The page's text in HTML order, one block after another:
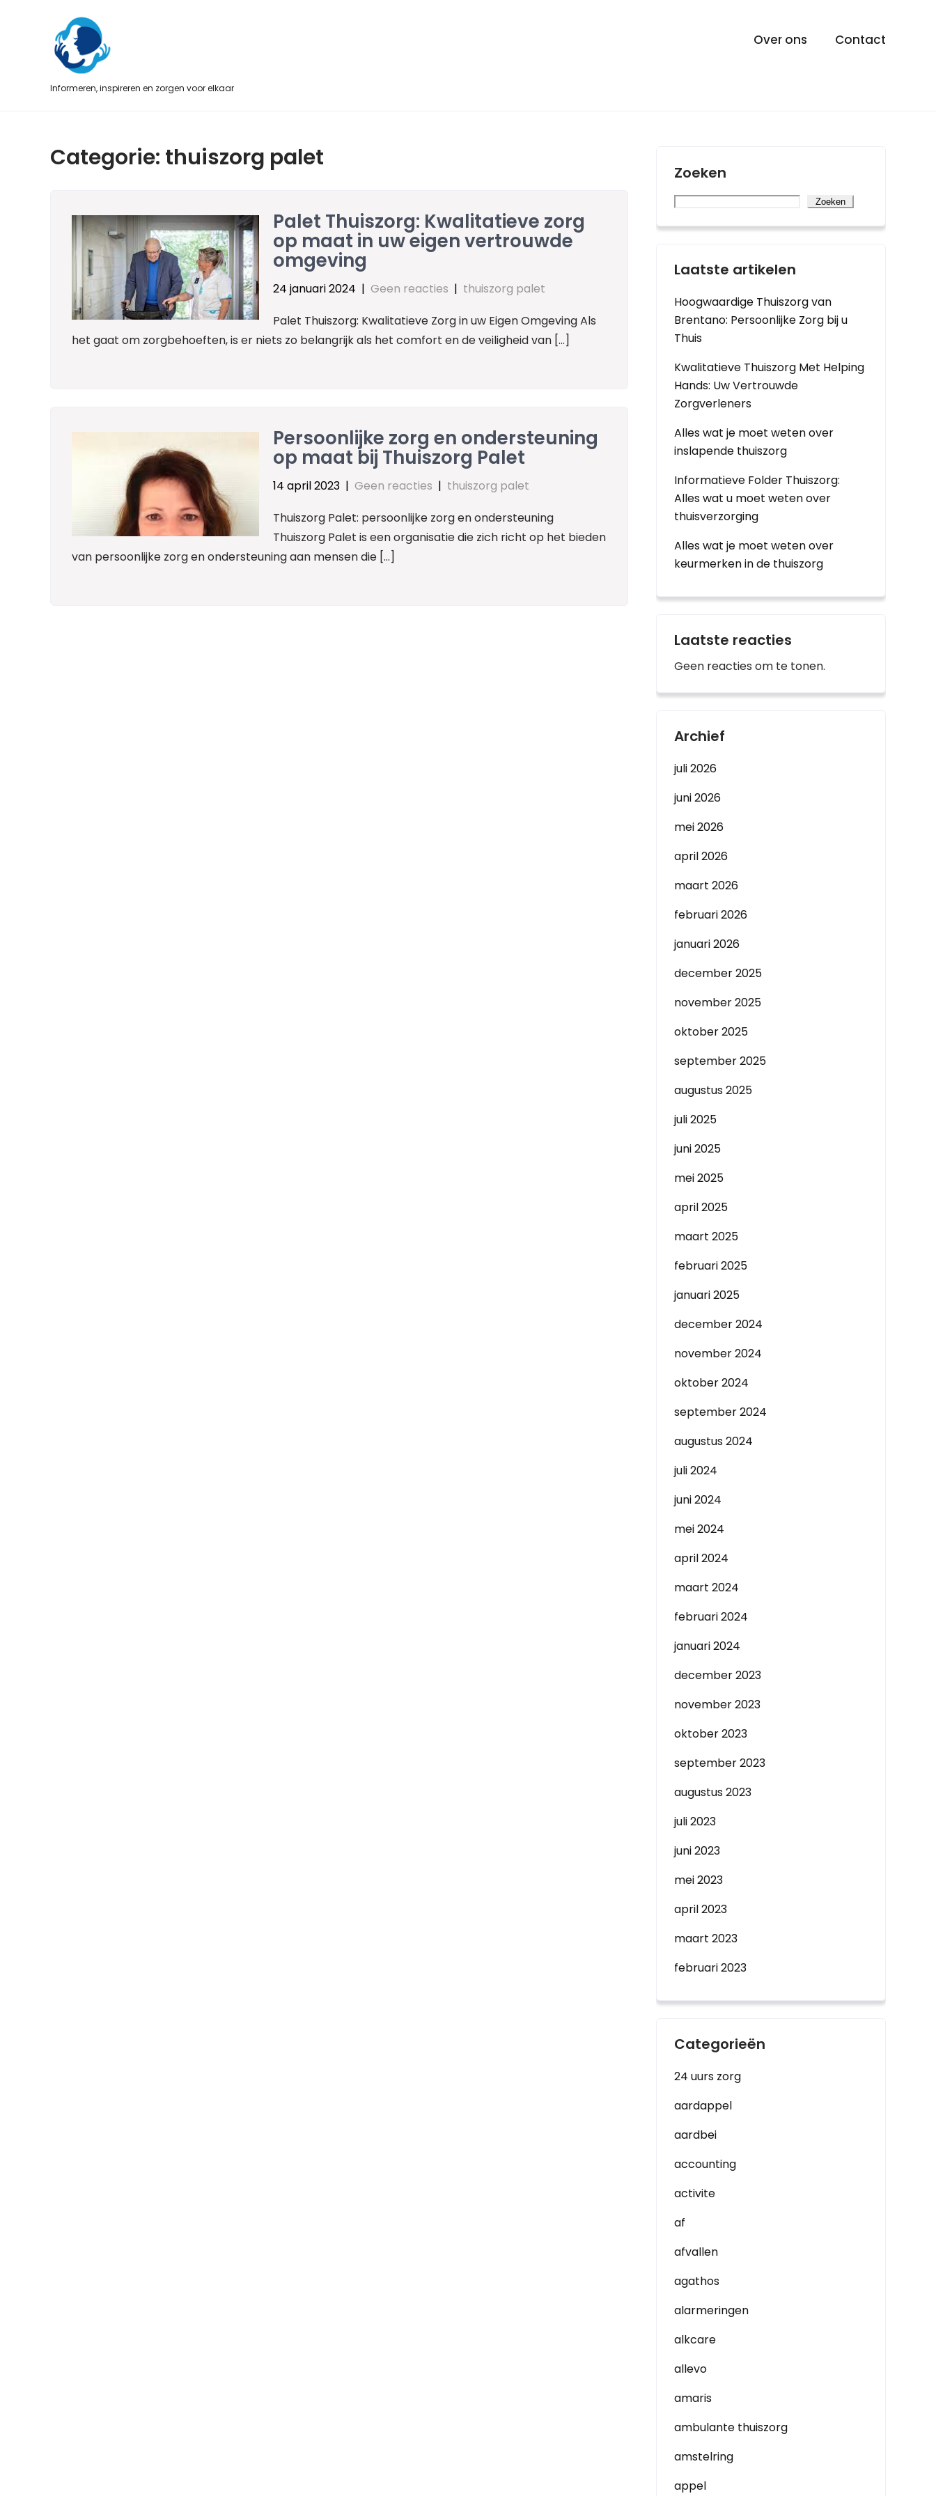
Informeren, inspireren en zorgen voor elkaar
Over ons Contact
Categorie: thuiszorg palet
Palet Thuiszorg: Kwalitatieve zorg
op maat in uw eigen vertrouwde
omgeving
24 januari 2024 | Geen reacties | thuiszorg palet
Palet Thuiszorg: Kwalitatieve Zorg in uw Eigen Omgeving Als
het gaat om zorgbehoeften, is er niets zo belangrijk als het comfort en de veiligheid van […]
Persoonlijke zorg en ondersteuning
op maat bij Thuiszorg Palet
14 april 2023 | Geen reacties | thuiszorg palet
Thuiszorg Palet: persoonlijke zorg en ondersteuning
Thuiszorg Palet is een organisatie die zich richt op het bieden
van persoonlijke zorg en ondersteuning aan mensen die […]
Zoeken
Zoeken
Laatste artikelen
Hoogwaardige Thuiszorg van
Brentano: Persoonlijke Zorg bij u
Thuis
Kwalitatieve Thuiszorg Met Helping
Hands: Uw Vertrouwde
Zorgverleners
Alles wat je moet weten over
inslapende thuiszorg
Informatieve Folder Thuiszorg:
Alles wat u moet weten over
thuisverzorging
Alles wat je moet weten over
keurmerken in de thuiszorg
Laatste reacties
Geen reacties om te tonen.
Archief
juli 2026
juni 2026
mei 2026
april 2026
maart 2026
februari 2026
januari 2026
december 2025
november 2025
oktober 2025
september 2025
augustus 2025
juli 2025
juni 2025
mei 2025
april 2025
maart 2025
februari 2025
januari 2025
december 2024
november 2024
oktober 2024
september 2024
augustus 2024
juli 2024
juni 2024
mei 2024
april 2024
maart 2024
februari 2024
januari 2024
december 2023
november 2023
oktober 2023
september 2023
augustus 2023
juli 2023
juni 2023
mei 2023
april 2023
maart 2023
februari 2023
Categorieën
24 uurs zorg
aardappel
aardbei
accounting
activite
af
afvallen
agathos
alarmeringen
alkcare
allevo
amaris
ambulante thuiszorg
amstelring
appel